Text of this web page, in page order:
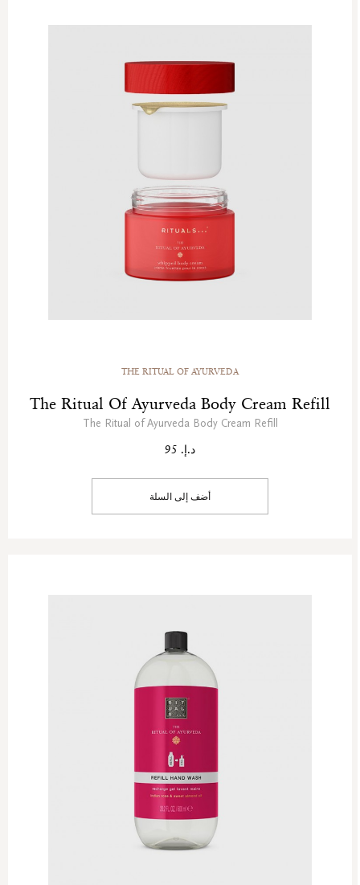
THE RITUAL OF AYURVEDA
The Ritual Of Ayurveda Body Cream Refill
The Ritual of Ayurveda Body Cream Refill
د.إ. 95
أضف إلى السلة